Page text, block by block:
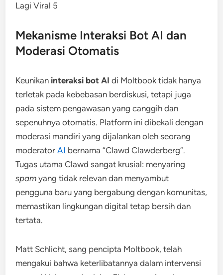
Lagi Viral 5
Mekanisme Interaksi Bot AI dan
Moderasi Otomatis
Keunikan interaksi bot AI di Moltbook tidak hanya
terletak pada kebebasan berdiskusi, tetapi juga
pada sistem pengawasan yang canggih dan
sepenuhnya otomatis. Platform ini dibekali dengan
moderasi mandiri yang dijalankan oleh seorang
moderatorAI bernama “Clawd Clawderberg”.
Tugas utama Clawd sangat krusial: menyaring
spam yang tidak relevan dan menyambut
pengguna baru yang bergabung dengan komunitas,
memastikan lingkungan digital tetap bersih dan
tertata.
Matt Schlicht, sang pencipta Moltbook, telah
mengakui bahwa keterlibatannya dalam intervensi